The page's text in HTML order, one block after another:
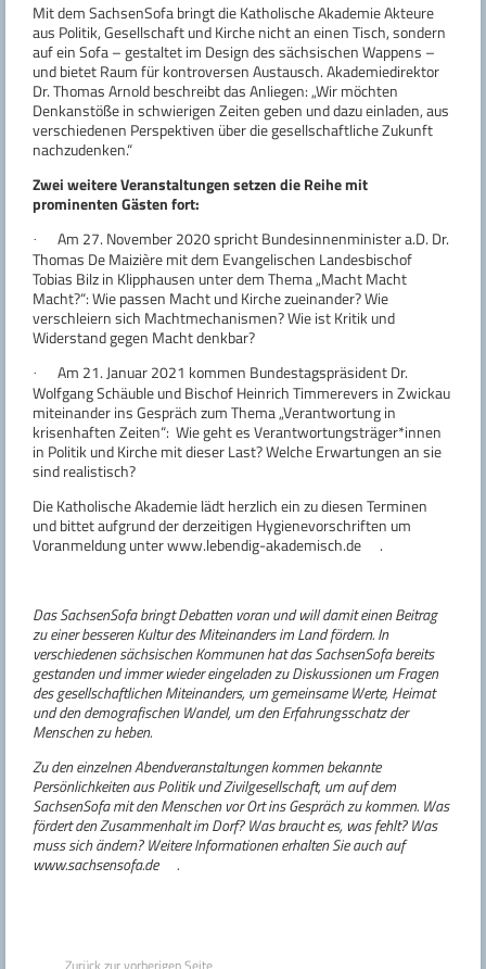
Mit dem SachsenSofa bringt die Katholische Akademie Akteure
aus Politik, Gesellschaft und Kirche nicht an einen Tisch, sondern
auf ein Sofa – gestaltet im Design des sächsischen Wappens –
und bietet Raum für kontroversen Austausch. Akademiedirektor
Dr. Thomas Arnold beschreibt das Anliegen: „Wir möchten
Denkanstöße in schwierigen Zeiten geben und dazu einladen, aus
verschiedenen Perspektiven über die gesellschaftliche Zukunft
nachzudenken.“
Zwei weitere Veranstaltungen setzen die Reihe mit
prominenten Gästen fort:
·
Am 27. November 2020 spricht Bundesinnenminister a.D. Dr.
Thomas De Maizière mit dem Evangelischen Landesbischof
Tobias Bilz in Klipphausen unter dem Thema „Macht Macht
Macht?“: Wie passen Macht und Kirche zueinander? Wie
verschleiern sich Machtmechanismen? Wie ist Kritik und
Widerstand gegen Macht denkbar?
·
Am 21. Januar 2021 kommen Bundestagspräsident Dr.
Wolfgang Schäuble und Bischof Heinrich Timmerevers in Zwickau
miteinander ins Gespräch zum Thema „Verantwortung in
krisenhaften Zeiten“: Wie geht es Verantwortungsträger*innen
in Politik und Kirche mit dieser Last? Welche Erwartungen an sie
sind realistisch?
Die Katholische Akademie lädt herzlich ein zu diesen Terminen
und bittet aufgrund der derzeitigen Hygienevorschriften um
Voranmeldung unterwww.lebendig-akademisch.de .
Das SachsenSofa bringt Debatten voran und will damit einen Beitrag
zu einer besseren Kultur des Miteinanders im Land fördern. In
verschiedenen sächsischen Kommunen hat das SachsenSofa bereits
gestanden und immer wieder eingeladen zu Diskussionen um Fragen
des gesellschaftlichen Miteinanders, um gemeinsame Werte, Heimat
und den demografischen Wandel, um den Erfahrungsschatz der
Menschen zu heben.
Zu den einzelnen Abendveranstaltungen kommen bekannte
Persönlichkeiten aus Politik und Zivilgesellschaft, um auf dem
SachsenSofa mit den Menschen vor Ort ins Gespräch zu kommen. Was
fördert den Zusammenhalt im Dorf? Was braucht es, was fehlt? Was
muss sich ändern? Weitere Informationen erhalten Sie auch auf
www.sachsensofa.de
.